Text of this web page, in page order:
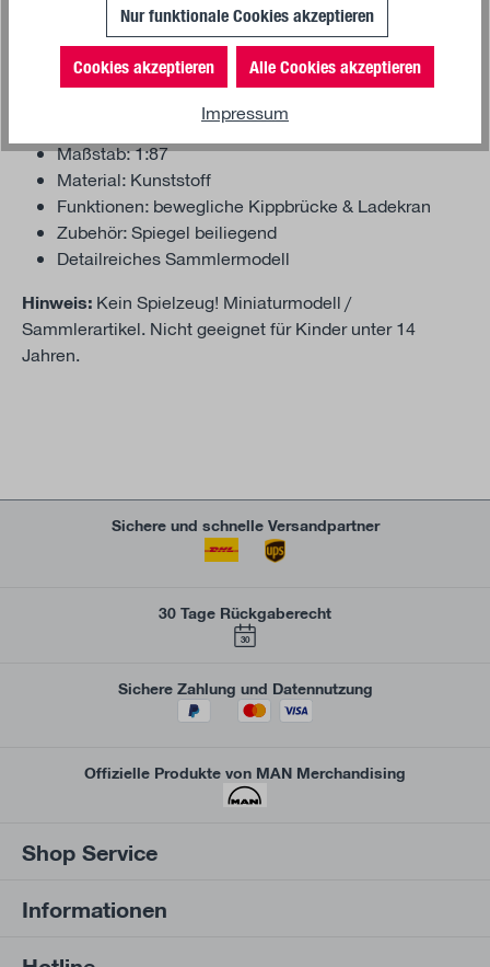
Miniaturmodell ideal für Sammler moderner
Nutzfahrzeuge und Bau-LKW. Spiegel liegen zur
individuellen Montage bei.
Maßstab: 1:87
Material: Kunststoff
Funktionen: bewegliche Kippbrücke & Ladekran
Zubehör: Spiegel beiliegend
Detailreiches Sammlermodell
Hinweis: Kein Spielzeug! Miniaturmodell /
Sammlerartikel. Nicht geeignet für Kinder unter 14
Jahren.
Sichere und schnelle Versandpartner
30 Tage Rückgaberecht
30
Sichere Zahlung und Datennutzung
Offizielle Produkte von MAN Merchandising
Shop Service
Informationen
Nur funktionale Cookies akzeptieren
Cookies akzeptieren Alle Cookies akzeptieren
Impressum